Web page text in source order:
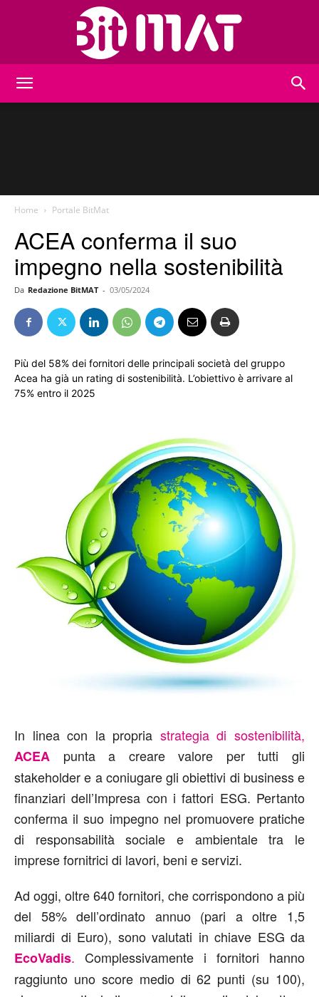
Home Portale BitMat
ACEA conferma il suo
impegno nella sostenibilità
Da Redazione BitMAT - 03/05/2024
Più del 58% dei fornitori delle principali società del gruppo
Acea ha già un rating di sostenibilità. L’obiettivo è arrivare al
75% entro il 2025
In linea con la propria strategia di sostenibilità,
ACEA
punta a creare valore per tutti gli
stakeholder e a coniugare gli obiettivi di business e
finanziari dell’Impresa con i fattori ESG. Pertanto
conferma il suo impegno nel promuovere pratiche
di responsabilità sociale e ambientale tra le
imprese fornitrici di lavori, beni e servizi.
Ad oggi, oltre 640 fornitori, che corrispondono a più
del 58% dell’ordinato annuo (pari a oltre 1,5
miliardi di Euro), sono valutati in chiave ESG da
EcoVadis. Complessivamente i fornitori hanno
raggiunto uno score medio di 62 punti (su 100),